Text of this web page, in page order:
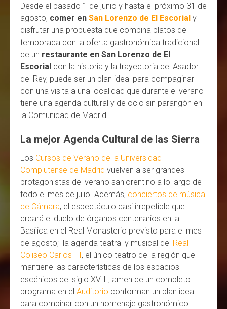
Desde el pasado 1 de junio y hasta el próximo 31 de
agosto, comer en San Lorenzo de El Escorial y
disfrutar una propuesta que combina platos de
temporada con la oferta gastronómica tradicional
de un restaurante en San Lorenzo de El
Escorial con la historia y la trayectoria del Asador
del Rey, puede ser un plan ideal para compaginar
con una visita a una localidad que durante el verano
tiene una agenda cultural y de ocio sin parangón en
la Comunidad de Madrid.
La mejor Agenda Cultural de las Sierra
Los Cursos de Verano de la Universidad
Complutense de Madrid vuelven a ser grandes
protagonistas del verano sanlorentino a lo largo de
todo el mes de julio. Además, conciertos de música
de Cámara; el espectáculo casi irrepetible que
creará el duelo de órganos centenarios en la
Basílica en el Real Monasterio previsto para el mes
de agosto; la agenda teatral y musical del Real
Coliseo Carlos III, el único teatro de la región que
mantiene las características de los espacios
escénicos del siglo XVIII, amen de un completo
programa en el Auditorio conforman un plan ideal
para combinar con un homenaje gastronómico